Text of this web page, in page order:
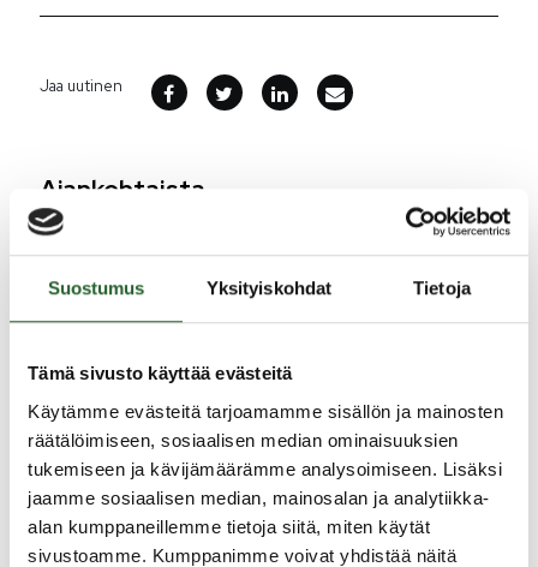
Suostumus Yksityiskohdat Tietoja
Tämä sivusto käyttää evästeitä
Käytämme evästeitä tarjoamamme sisällön ja mainosten
räätälöimiseen, sosiaalisen median ominaisuuksien
tukemiseen ja kävijämäärämme analysoimiseen. Lisäksi
jaamme sosiaalisen median, mainosalan ja analytiikka-
alan kumppaneillemme tietoja siitä, miten käytät
sivustoamme. Kumppanimme voivat yhdistää näitä
Jaa uutinen
Ajankohtaista
5.8.2026
Monitoimitalon kirjasto menee kiinni
perjantaina klo 12.00
29.7.2026
Asfaltointityöt taajamassa myöhästyvät
KATSO KAIKKI